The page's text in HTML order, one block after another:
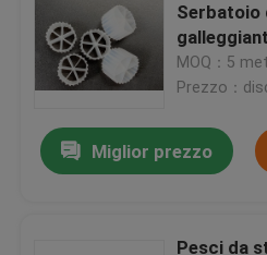
Serbatoio
MOQ：5
Prezzo：
Miglior prezzo
Pesci da